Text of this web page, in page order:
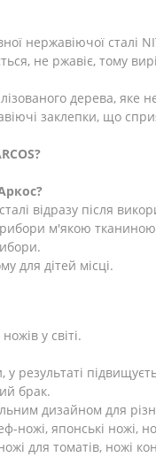
нержавіючої сталі
не ржавіє, тому
дерева,
заклепки, що
?
відразу після
м'якою
для дітей місці.
у світі.
у результаті
брак.
дизайном для
ножі, японські ножі,
для томатів, ножі